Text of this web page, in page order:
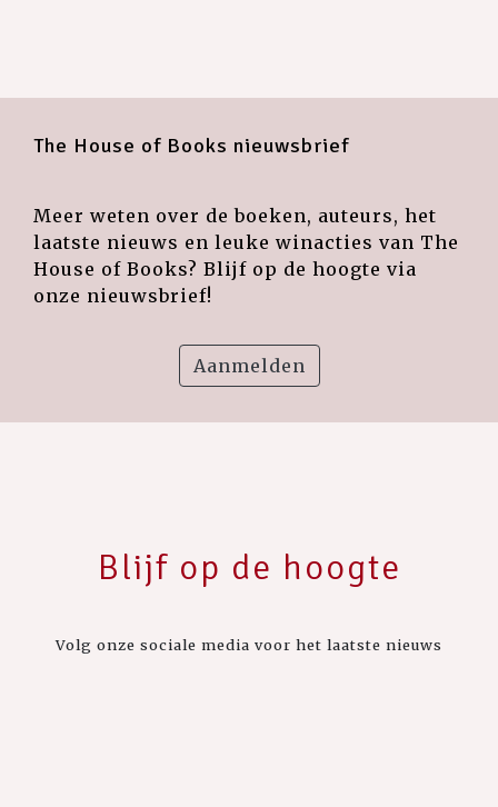
The House of Books nieuwsbrief
Meer weten over de boeken, auteurs, het
laatste nieuws en leuke winacties van The
House of Books? Blijf op de hoogte via
onze nieuwsbrief!
Aanmelden
Blijf op de hoogte
Volg onze sociale media voor het laatste nieuws